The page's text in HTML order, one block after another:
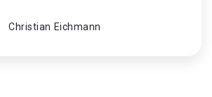
Christian Eichmann